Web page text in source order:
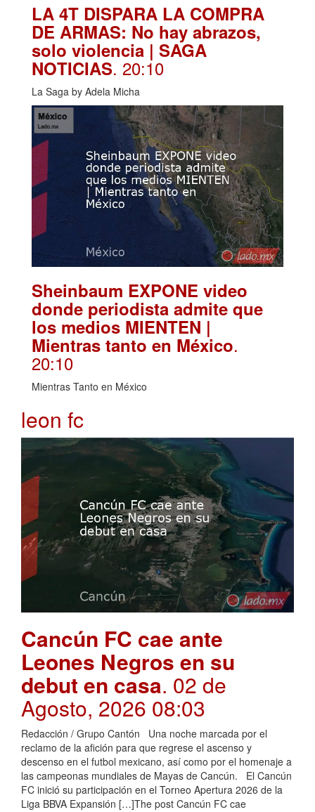
LA 4T DISPARA LA COMPRA
DE ARMAS: No hay abrazos,
solo violencia | SAGA
NOTICIAS. 20:10
La Saga by Adela Micha
Sheinbaum EXPONE video
donde periodista admite que
los medios MIENTEN |
Mientras tanto en México.
20:10
Mientras Tanto en México
leon fc
Cancún FC cae ante
Leones Negros en su
debut en casa. 02 de
Agosto, 2026 08:03
Redacción / Grupo Cantón Una noche marcada por el
reclamo de la afición para que regrese el ascenso y
descenso en el futbol mexicano, así como por el homenaje a
las campeonas mundiales de Mayas de Cancún. El Cancún
FC inició su participación en el Torneo Apertura 2026 de la
Liga BBVA Expansión […]The post Cancún FC cae